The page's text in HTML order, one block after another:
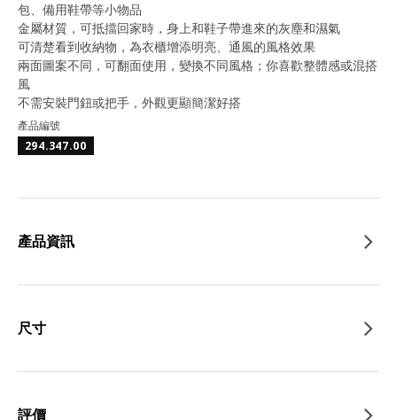
包、備用鞋帶等小物品
金屬材質，可抵擋回家時，身上和鞋子帶進來的灰塵和濕氣
可清楚看到收納物，為衣櫃增添明亮、通風的風格效果
兩面圖案不同，可翻面使用，變換不同風格；你喜歡整體感或混搭
風
不需安裝門鈕或把手，外觀更顯簡潔好搭
產品編號
294.347.00
產品資訊
尺寸
評價